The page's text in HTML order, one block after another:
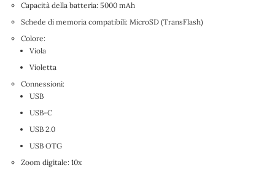
Capacità della batteria: 5000 mAh
Schede di memoria compatibili: MicroSD (TransFlash)
Colore:
Viola
Violetta
Connessioni:
USB
USB-C
USB 2.0
USB OTG
Zoom digitale: 10x